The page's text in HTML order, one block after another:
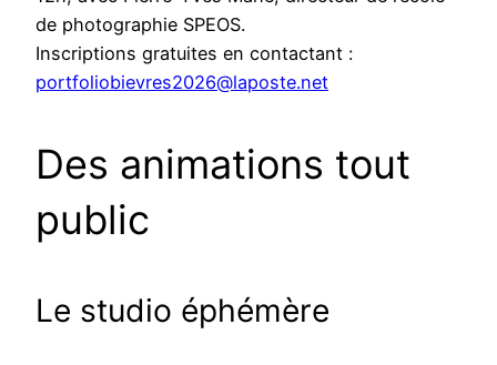
de photographie SPEOS.
Inscriptions gratuites en contactant :
portfoliobievres2026@laposte.net
Des animations tout
public
Le studio éphémère